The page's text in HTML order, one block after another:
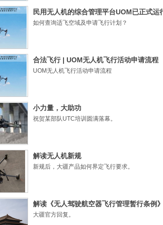
民用无人机的综合管理平台UOM已正式
如何查询适飞空域及申请飞行计划？
合法飞行 | UOM无人机飞行活动申请流程
UOM无人机飞行活动申请流程
小力量，大助功
祝贺某部队UTC培训圆满落幕。
解读无人机新规
新规后，大疆产品如何界定飞行要求。
解读《无人驾驶航空器飞行管理暂行条例》
大疆官方回复。